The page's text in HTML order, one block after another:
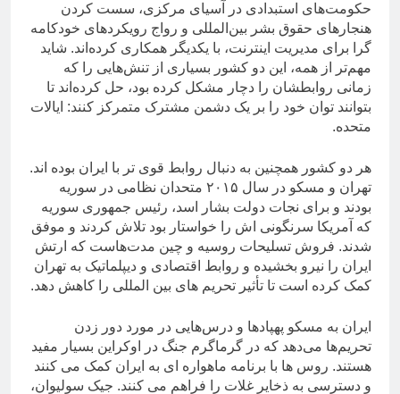
حکومت‌های استبدادی در آسیای مرکزی، سست کردن
هنجارهای حقوق بشر بین‌المللی و رواج رویکردهای خودکامه
گرا برای مدیریت اینترنت، با یکدیگر همکاری کرده‌اند. شاید
مهم‌تر از همه، این دو کشور بسیاری از تنش‌هایی را که
زمانی روابطشان را دچار مشکل کرده بود، حل کرده‌اند تا
بتوانند توان خود را بر یک دشمن مشترک متمرکز کنند: ایالات
متحده.
هر دو کشور همچنین به دنبال روابط قوی تر با ایران بوده اند.
تهران و مسکو در سال ۲۰۱۵ متحدان نظامی در سوریه
بودند و برای نجات دولت بشار اسد، رئیس جمهوری سوریه
که آمریکا سرنگونی اش را خواستار بود تلاش کردند و موفق
شدند. فروش تسلیحات روسیه و چین مدت‌هاست که ارتش
ایران را نیرو بخشیده و روابط اقتصادی و دیپلماتیک به تهران
کمک کرده است تا تأثیر تحریم های بین المللی را کاهش دهد.
ایران به مسکو پهپادها و درس‌هایی در مورد دور زدن
تحریم‌ها می‌دهد که در گرماگرم جنگ در اوکراین بسیار مفید
هستند. روس ها با برنامه ماهواره ای به ایران کمک می کنند
و دسترسی به ذخایر غلات را فراهم می کنند. جیک سولیوان،